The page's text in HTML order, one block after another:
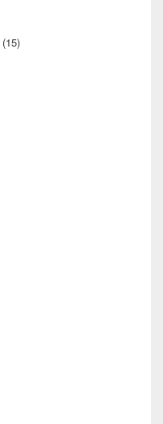
(15)